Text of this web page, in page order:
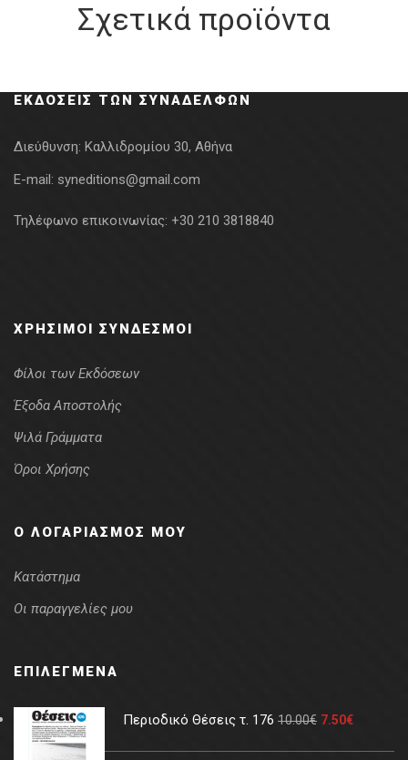
Σχετικά προϊόντα
ΕΚΔΌΣΕΙΣ ΤΩΝ ΣΥΝΑΔΈΛΦΩΝ
Διεύθυνση: Καλλιδρομίου 30, Αθήνα
E-mail: syneditions@gmail.com
Τηλέφωνο επικοινωνίας: +30 210 3818840
ΧΡΉΣΙΜΟΙ ΣΎΝΔΕΣΜΟΙ
Φίλοι των Εκδόσεων
Έξοδα Αποστολής
Ψιλά Γράμματα
Όροι Χρήσης
Ο ΛΟΓΑΡΙΑΣΜΌΣ ΜΟΥ
Κατάστημα
Οι παραγγελίες μου
ΕΠΙΛΕΓΜΈΝΑ
Περιοδικό Θέσεις τ. 176 10.00€ 7.50€